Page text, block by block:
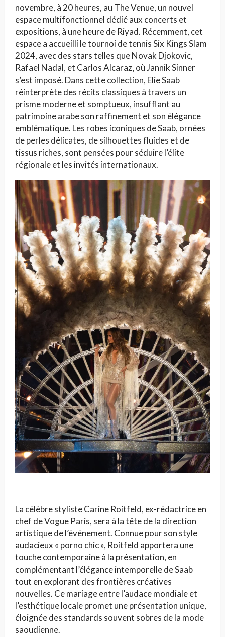
novembre, à 20 heures, au The Venue, un nouvel
espace multifonctionnel dédié aux concerts et
expositions, à une heure de Riyad. Récemment, cet
espace a accueilli le tournoi de tennis Six Kings Slam
2024, avec des stars telles que Novak Djokovic,
Rafael Nadal, et Carlos Alcaraz, où Jannik Sinner
s’est imposé. Dans cette collection, Elie Saab
réinterprète des récits classiques à travers un
prisme moderne et somptueux, insufflant au
patrimoine arabe son raffinement et son élégance
emblématique. Les robes iconiques de Saab, ornées
de perles délicates, de silhouettes fluides et de
tissus riches, sont pensées pour séduire l’élite
régionale et les invités internationaux.
La célèbre styliste Carine Roitfeld, ex-rédactrice en
chef de Vogue Paris, sera à la tête de la direction
artistique de l’événement. Connue pour son style
audacieux « porno chic », Roitfeld apportera une
touche contemporaine à la présentation, en
complémentant l’élégance intemporelle de Saab
tout en explorant des frontières créatives
nouvelles. Ce mariage entre l’audace mondiale et
l’esthétique locale promet une présentation unique,
éloignée des standards souvent sobres de la mode
saoudienne.